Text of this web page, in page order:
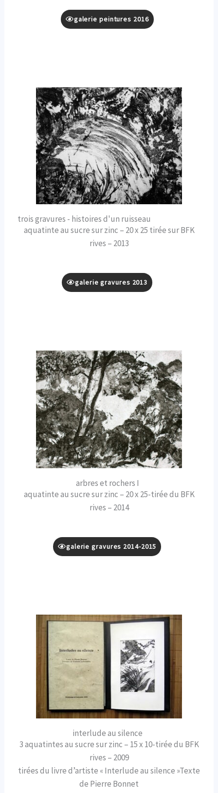
galerie peintures 2016
trois gravures - histoires d'un ruisseau
aquatinte au sucre sur zinc – 20 x 25 tirée sur BFK
rives – 2013
galerie gravures 2013
arbres et rochers I
aquatinte au sucre sur zinc – 20 x 25-tirée du BFK
rives – 2014
galerie gravures 2014-2015
interlude au silence
3 aquatintes au sucre sur zinc – 15 x 10-tirée du BFK
rives – 2009
tirées du livre d’artiste « Interlude au silence »Texte
de Pierre Bonnet